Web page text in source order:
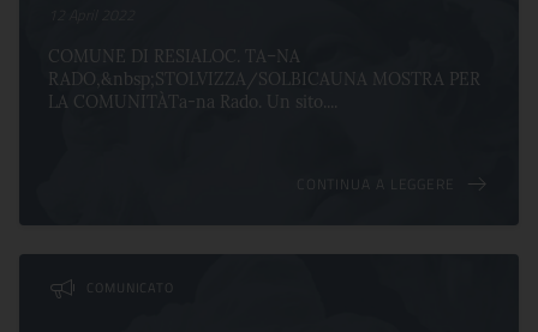
COMUNE DI RESIALOC. TA–NA
RADO,&nbsp;STOLVIZZA/SOLBICAUNA MOSTRA PER
LA COMUNITÀTa-na Rado. Un sito....
CONTINUA A LEGGERE
COMUNICATO